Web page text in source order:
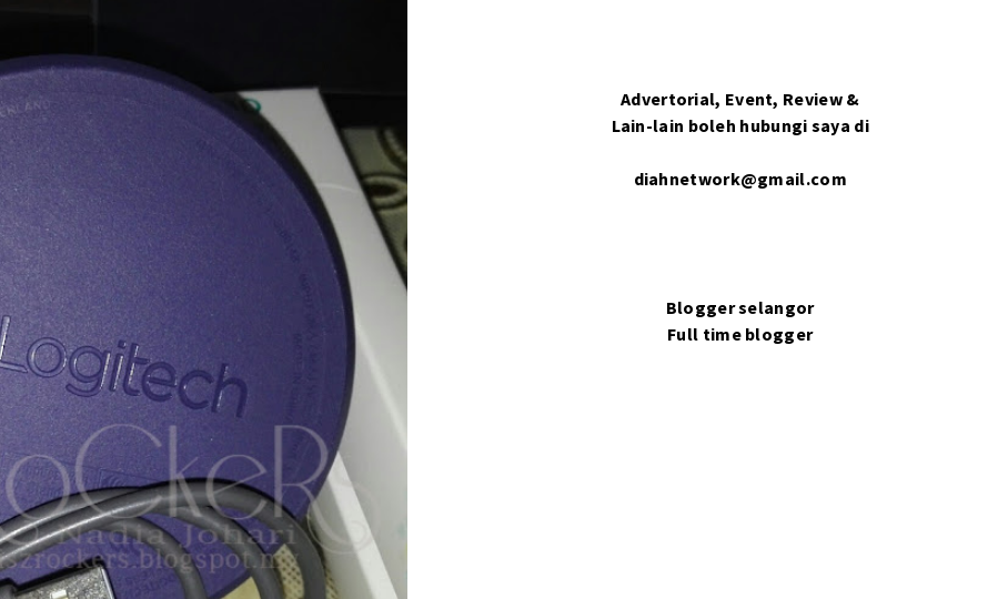
Advertorial, Event, Review &
Lain-lain boleh hubungi saya di
diahnetwork@gmail.com
Blogger selangor
Full time blogger